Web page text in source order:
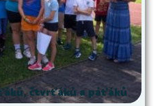
čtvrťáků a páťáků